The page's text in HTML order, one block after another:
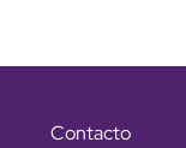
Contacto